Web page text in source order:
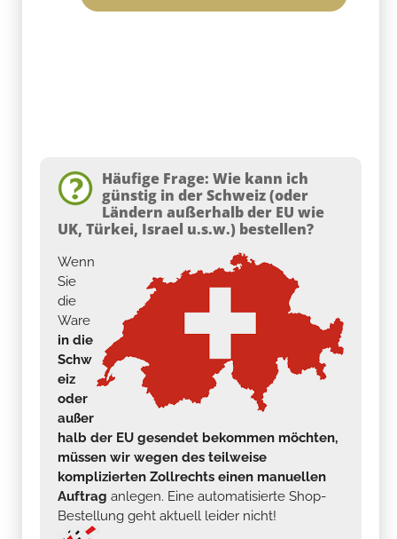
Häufige Frage: Wie kann ich
günstig in der Schweiz (oder
Ländern außerhalb der EU wie
UK, Türkei, Israel u.s.w.) bestellen?
Wenn
Sie
die
Ware
in die
Schw
eiz
oder
außer
halb der EU gesendet bekommen möchten,
müssen wir wegen des teilweise
komplizierten Zollrechts einen manuellen
Auftrag anlegen. Eine automatisierte Shop-
Bestellung geht aktuell leider nicht!